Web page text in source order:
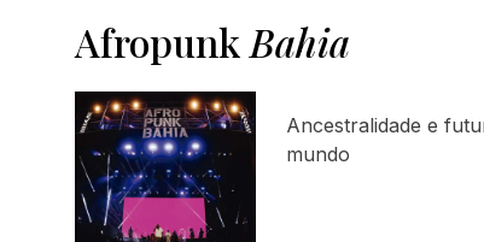
Afropunk Bahia
Ancestralidade e
mundo